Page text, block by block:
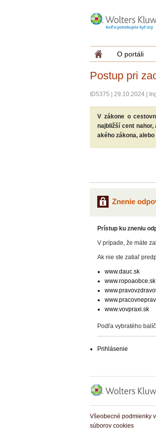
O portáli
Postup pri
ID5375 29.10.2024
V zákone o
najbližší cent nahor,
akého zákona,
Znenie
Prístup ku zneniu
V prípade, že máte
Ak nie ste zatiaľ
www.dauc.sk
www.ropoaobce.sk
www.vovpraxi.sk
Podľa vybratého
Prihlásenie
Všeobecné podmienky
súborov cookies